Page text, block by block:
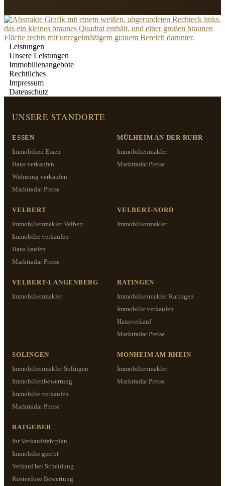
Leistungen
Unsere Leistungen
Immobilienangebote
Rechtliches
Impressum
Datenschutz
UNSERE STANDORTE
ESSEN
Immobilien Essen
Haus verkaufen
Wohnung verkaufen
Marktradar Preise
MÜLHEIM AN DER RUHR
Immobilienmakler
Marktradar Preise
VELBERT
Immobilienmakler Velbert
Immobilie verkaufen
Haus kaufen
Marktradar Preise
VELBERT-NORD
Immobilienmakler
VELBERT-LANGENBERG
Immobilienmakler
RATINGEN
Immobilienmakler Ratingen
Immobilie verkaufen
Hausverkauf
Marktradar Preise
SOLINGEN
Immobilienmakler Solingen
Immobilienbewertung
Immobilie verkaufen
Marktradar Preise
MONHEIM AM RHEIN
Immobilienmakler
Marktradar Preise
RATGEBER
Ihr Verkaufsfahrplan
Immobilie geerbt
Verkauf bei Scheidung
Kostenlose Bewertung